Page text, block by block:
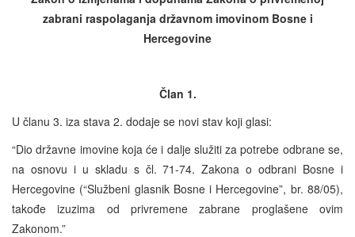
zabrani raspolaganja državnom imovinom Bosne i
Hercegovine
Član 1.
U članu 3. iza stava 2. dodaje se novi stav koji glasi:
“Dio državne imovine koja će i dalje služiti za potrebe odbrane se,
na osnovu i u skladu s čl. 71-74. Zakona o odbrani Bosne i
Hercegovine (“Službeni glasnik Bosne i Hercegovine”, br. 88/05),
takođe izuzima od privremene zabrane proglašene ovim
Zakonom.”